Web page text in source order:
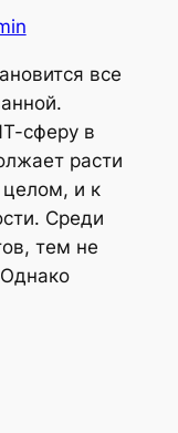
все
сферу в
расти
целом, и к
Среди
тем не